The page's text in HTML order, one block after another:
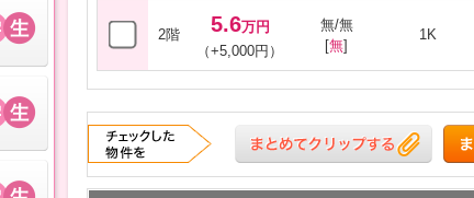
2階 5.6万円
（+5,000円）
無/無
[無]
1K